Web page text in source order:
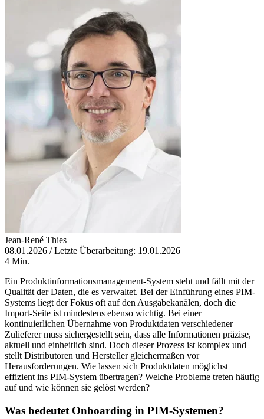
Jean-René Thies
08.01.2026 / Letzte Überarbeitung: 19.01.2026
4 Min.
Ein Produktinformationsmanagement-System steht und fällt mit der
Qualität der Daten, die es verwaltet. Bei der Einführung eines PIM-
Systems liegt der Fokus oft auf den Ausgabekanälen, doch die
Import-Seite ist mindestens ebenso wichtig. Bei einer
kontinuierlichen Übernahme von Produktdaten verschiedener
Zulieferer muss sichergestellt sein, dass alle Informationen präzise,
aktuell und einheitlich sind. Doch dieser Prozess ist komplex und
stellt Distributoren und Hersteller gleichermaßen vor
Herausforderungen. Wie lassen sich Produktdaten möglichst
effizient ins PIM-System übertragen? Welche Probleme treten häufig
auf und wie können sie gelöst werden?
Was bedeutet Onboarding in PIM-Systemen?